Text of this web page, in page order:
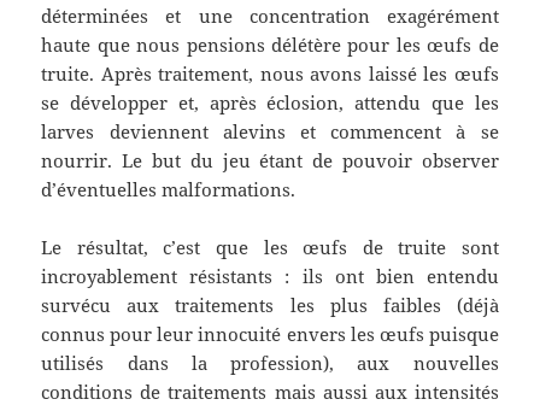
déterminées et une concentration exagérément
haute que nous pensions délétère pour les œufs de
truite. Après traitement, nous avons laissé les œufs
se développer et, après éclosion, attendu que les
larves deviennent alevins et commencent à se
nourrir. Le but du jeu étant de pouvoir observer
d’éventuelles malformations.
Le résultat, c’est que les œufs de truite sont
incroyablement résistants : ils ont bien entendu
survécu aux traitements les plus faibles (déjà
connus pour leur innocuité envers les œufs puisque
utilisés dans la profession), aux nouvelles
conditions de traitements mais aussi aux intensités